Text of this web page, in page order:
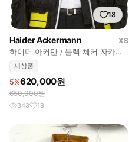
18
Haider Ackermann
XS
하이더 아커만 / 블랙 체커 자카드
봄버 / XS
새상품
5%620,000원
650,000원
343 18